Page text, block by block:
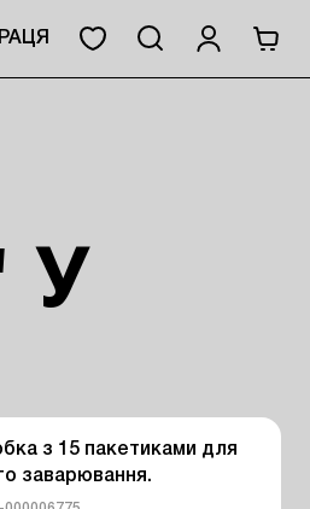
У
з 15 пакетиками для
заварювання.